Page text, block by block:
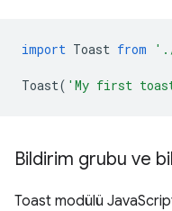
import Toast from
Toast( 'My first
Bildirim grubu ve
Toast modülü